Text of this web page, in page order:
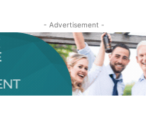
- Advertisement -